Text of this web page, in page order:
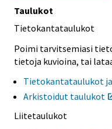
Taulukot
Tietokantataulukot
Poimi tarvitsemiasi
tietoja kuvioina, tai
Tietokantataulukot
Arkistoidut taulukot
Liitetaulukot